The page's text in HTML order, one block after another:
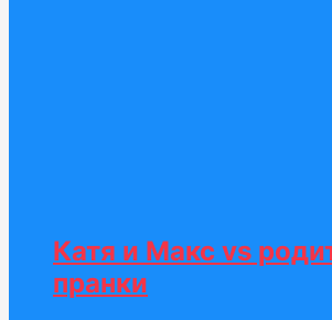
Катя и Макс vs
пранки